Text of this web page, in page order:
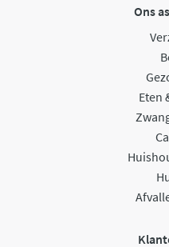
Ons
Eten